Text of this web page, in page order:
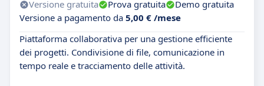
Versione gratuita Prova gratuita
Demo gratuita
Versione a pagamento da 5,00 € /mese
Piattaforma collaborativa per una gestione efficiente
dei progetti. Condivisione di file, comunicazione in
tempo reale e tracciamento delle attività.